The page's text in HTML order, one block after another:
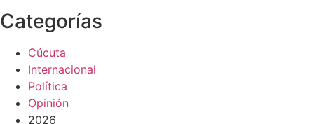
Categorías
Cúcuta
Internacional
Política
Opinión
2026